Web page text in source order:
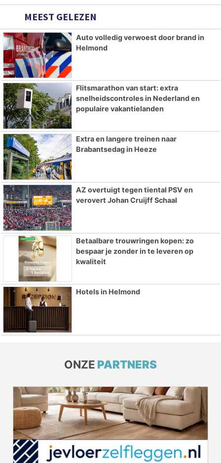
MEEST GELEZEN
Auto volledig verwoest door brand in
Helmond
Flitsmarathon van start: extra
snelheidscontroles in Nederland en
populaire vakantielanden
Extra en langere treinen naar
Brabantsedag in Heeze
AZ overtuigt tegen tiental PSV en
verovert Johan Cruijff Schaal
Betaalbare trouwringen kopen: zo
bespaar je zonder in te leveren op
kwaliteit
Hotels in Helmond
ONZE PARTNERS